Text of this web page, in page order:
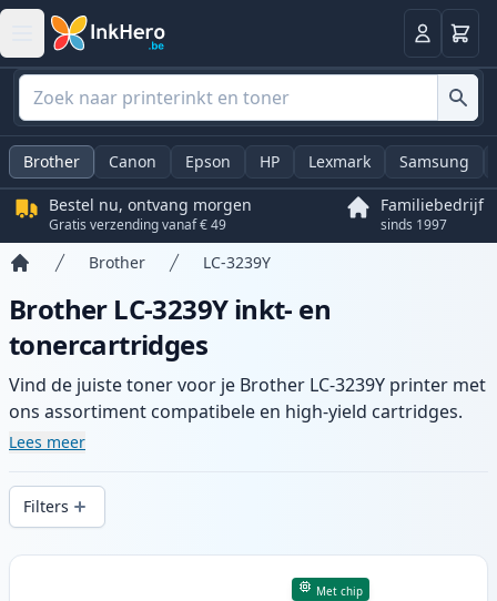
Log in
Brother Canon Epson HP Lexmark Samsung
Bestel nu, ontvang morgen
Gratis verzending vanaf € 49
Familiebedrijf
sinds 1997
Brother LC-3239Y
Brother LC-3239Y inkt- en
tonercartridges
Vind de juiste toner voor je Brother LC-3239Y printer met
ons assortiment compatibele en high-yield cartridges.
Geniet van consistente printkwaliteit en snelle levering
Lees meer
Filters
Producten
Met chip